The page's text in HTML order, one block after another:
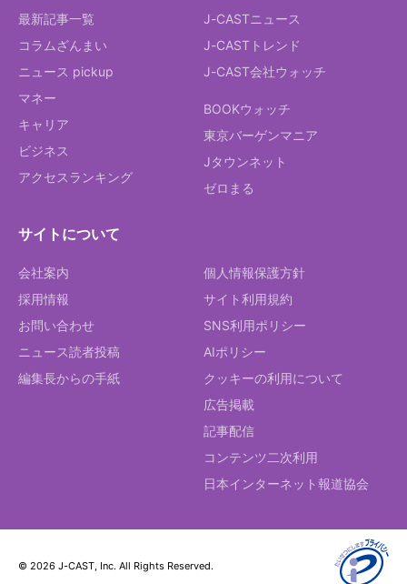
最新記事一覧
コラムざんまい
ニュース pickup
マネー
キャリア
ビジネス
アクセスランキング
J-CASTニュース
J-CASTトレンド
J-CAST会社ウォッチ
BOOKウォッチ
東京バーゲンマニア
Jタウンネット
ゼロまる
サイトについて
会社案内
採用情報
お問い合わせ
ニュース読者投稿
編集長からの手紙
個人情報保護方針
サイト利用規約
SNS利用ポリシー
AIポリシー
クッキーの利用について
広告掲載
記事配信
コンテンツ二次利用
日本インターネット報道協会
© 2026 J-CAST, Inc. All Rights Reserved.